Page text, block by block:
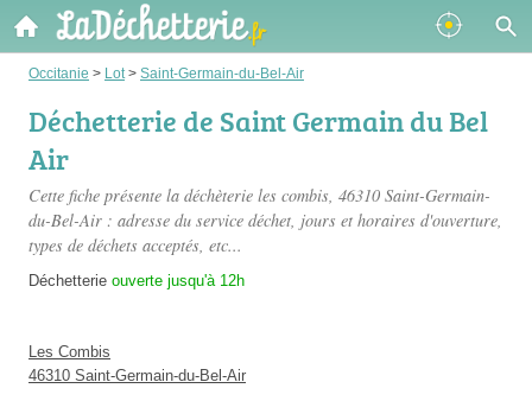
Occitanie > Lot > Saint-Germain-du-Bel-Air
Déchetterie de Saint Germain du Bel
Air
Cette fiche présente la déchèterie les combis, 46310 Saint-Germain-
du-Bel-Air : adresse du service déchet, jours et horaires d'ouverture,
types de déchets acceptés, etc...
Déchetterie ouverte jusqu'à 12h
Les Combis
46310 Saint-Germain-du-Bel-Air